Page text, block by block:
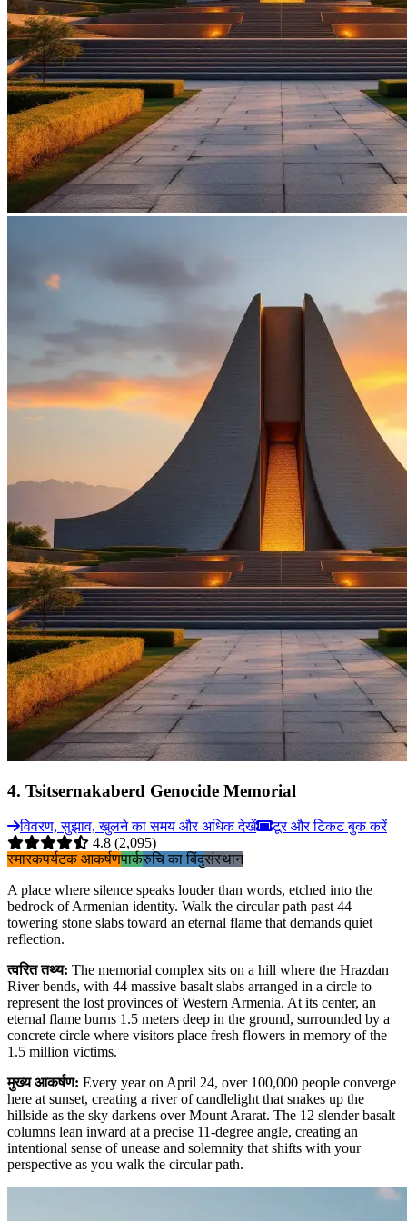
4. Tsitsernakaberd Genocide Memorial
विवरण, सुझाव, खुलने का समय और अधिक देखें
टूर और टिकट बुक करें
4.8 (2,095)
स्मारकपर्यटक आकर्षणपार्करुचि का बिंदुसंस्थान
A place where silence speaks louder than words, etched into the
bedrock of Armenian identity. Walk the circular path past 44
towering stone slabs toward an eternal flame that demands quiet
reflection.
त्वरित तथ्य: The memorial complex sits on a hill where the Hrazdan
River bends, with 44 massive basalt slabs arranged in a circle to
represent the lost provinces of Western Armenia. At its center, an
eternal flame burns 1.5 meters deep in the ground, surrounded by a
concrete circle where visitors place fresh flowers in memory of the
1.5 million victims.
मुख्य आकर्षण: Every year on April 24, over 100,000 people converge
here at sunset, creating a river of candlelight that snakes up the
hillside as the sky darkens over Mount Ararat. The 12 slender basalt
columns lean inward at a precise 11-degree angle, creating an
intentional sense of unease and solemnity that shifts with your
perspective as you walk the circular path.